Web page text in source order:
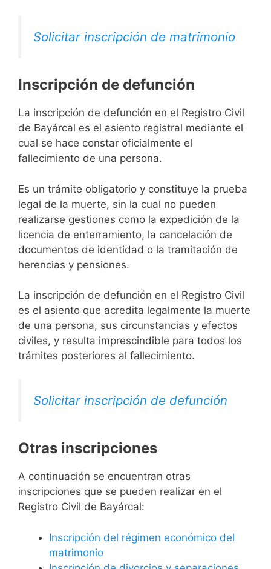
Solicitar inscripción de matrimonio
Inscripción de defunción
La inscripción de defunción en el Registro Civil
de Bayárcal es el asiento registral mediante el
cual se hace constar oficialmente el
fallecimiento de una persona.
Es un trámite obligatorio y constituye la prueba
legal de la muerte, sin la cual no pueden
realizarse gestiones como la expedición de la
licencia de enterramiento, la cancelación de
documentos de identidad o la tramitación de
herencias y pensiones.
La inscripción de defunción en el Registro Civil
es el asiento que acredita legalmente la muerte
de una persona, sus circunstancias y efectos
civiles, y resulta imprescindible para todos los
trámites posteriores al fallecimiento.
Solicitar inscripción de defunción
Otras inscripciones
A continuación se encuentran otras
inscripciones que se pueden realizar en el
Registro Civil de Bayárcal:
Inscripción del régimen económico del
matrimonio